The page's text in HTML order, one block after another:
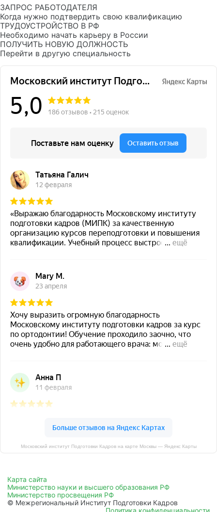
ЗАПРОС РАБОТОДАТЕЛЯ
Когда нужно подтвердить свою квалификацию
ТРУДОУСТРОЙСТВО В РФ
Необходимо начать карьеру в России
ПОЛУЧИТЬ НОВУЮ ДОЛЖНОСТЬ
Перейти в другую специальность
Московский институт Подготовки Кадров на карте Москвы — Яндекс Карты
Карта сайта
Министерство науки и высшего образования РФ
Министерство просвещения РФ
© Межрегиональный Институт Подготовки Кадров